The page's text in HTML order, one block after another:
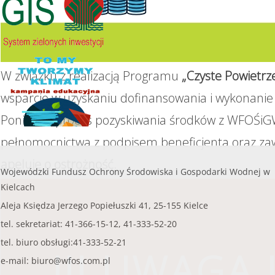
W związku z realizacją Programu „Czyste
wsparcie w uzyskaniu dofinansowania i
Ponieważ proces pozyskiwania środków z
pełnomocnictwa z podpisem beneficjenta oraz
apeluje o ostrożność.
......
czytaj więcej...
Wojewódzki Fundusz Ochrony Środowiska i Gospodarki Wodnej w
Kielcach
Aleja Księdza Jerzego Popiełuszki 41, 25-155 Kielce
tel. sekretariat: 41-366-15-12, 41-333-52-20
tel. biuro obsługi:41-333-52-21
e-mail: biuro@wfos.com.pl